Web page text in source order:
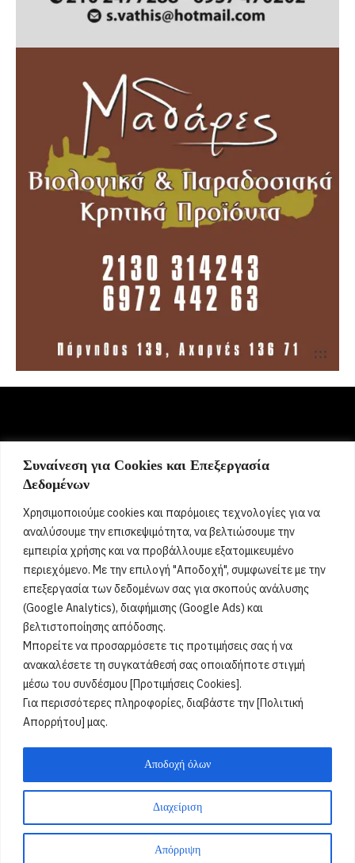
Συναίνεση για Cookies και Επεξεργασία
Δεδομένων
Χρησιμοποιούμε cookies και παρόμοιες τεχνολογίες για να
αναλύσουμε την επισκεψιμότητα, να βελτιώσουμε την
εμπειρία χρήσης και να προβάλλουμε εξατομικευμένο
περιεχόμενο. Με την επιλογή "Αποδοχή", συμφωνείτε με την
επεξεργασία των δεδομένων σας για σκοπούς ανάλυσης
(Google Analytics), διαφήμισης (Google Ads) και
βελτιστοποίησης απόδοσης.
Μπορείτε να προσαρμόσετε τις προτιμήσεις σας ή να
ανακαλέσετε τη συγκατάθεσή σας οποιαδήποτε στιγμή
μέσω του συνδέσμου [Προτιμήσεις Cookies].
Για περισσότερες πληροφορίες, διαβάστε την [Πολιτική
Απορρήτου] μας.
Διαχείριση
Απόρριψη
Αποδοχή όλων
Σήμερα γιορτάζει:
9 Αυγούστου 2026
Δεν βρέθηκαν γιορτές[...]
Όροι Χρήσης
Πολιτική Ορθής Χρήσης
Email : info@acharnestimes.gr